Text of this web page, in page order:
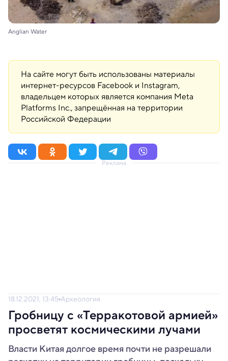
Anglian Water
На сайте могут быть использованы материалы
интернет-ресурсов Facebook и Instagram,
владельцем которых является компания Meta
Platforms Inc., запрещённая на территории
Российской Федерации
Реклама
18.12.2021, 13:45 Археология
Гробницу с «Терракотовой армией»
просветят космическими лучами
Власти Китая долгое время почти не разрешали